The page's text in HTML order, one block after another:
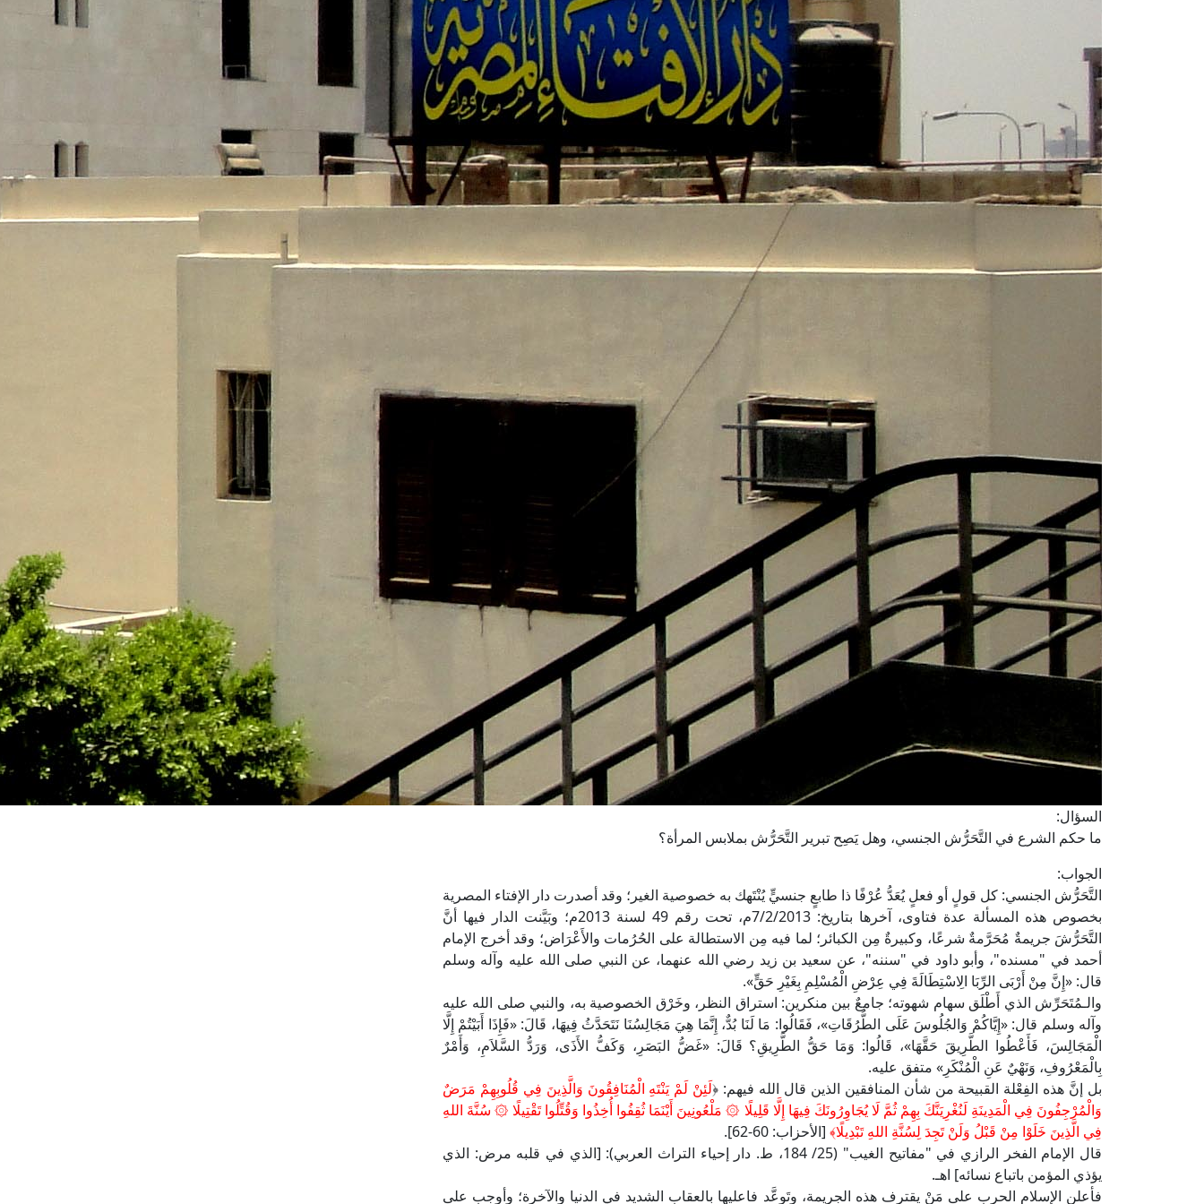
السؤال:
ما حكم الشرع في التَّحَرُّش الجنسي، وهل يَصِح تبرير التَّحَرُّش بملابس المرأة؟
الجواب:
التَّحَرُّش الجنسي: كل قولٍ أو فعلٍ يُعَدُّ عُرْفًا ذا طابعٍ جنسيٍّ يُنْتَهك به خصوصية الغير؛ وقد أصدرت دار الإفتاء المصرية
بخصوص هذه المسألة عدة فتاوى، آخرها بتاريخ: 7/2/2013م، تحت رقم 49 لسنة 2013م؛ وبَيَّنت الدار فيها أنَّ
التَّحَرُّشَ جريمةٌ مُحَرَّمةٌ شرعًا، وكبيرةٌ مِن الكبائر؛ لما فيه مِن الاستطالة على الحُرُمات والأَعْرَاض؛ وقد أخرج الإمام
أحمد في "مسنده"، وأبو داود في "سننه"، عن سعيد بن زيد رضي الله عنهما، عن النبي صلى الله عليه وآله وسلم
قال: «إِنَّ مِنْ أَرْبَى الرِّبَا الِاسْتِطَالَةَ فِي عِرْضِ الْمُسْلِمِ بِغَيْرِ حَقٍّ».
والـمُتَحَرِّش الذي أَطْلَق سهام شهوته؛ جامعٌ بين منكرين: استراق النظر، وخَرْق الخصوصية به، والنبي صلى الله عليه
وآله وسلم قال: «إِيَّاكُمْ وَالجُلُوسَ عَلَى الطُّرُقَاتِ»، فَقَالُوا: مَا لَنَا بُدٌّ، إِنَّمَا هِيَ مَجَالِسُنَا نَتَحَدَّثُ فِيهَا، قَالَ: «فَإِذَا أَبَيْتُمْ إِلَّا
الْمَجَالِسَ، فَأَعْطُوا الطَّرِيقَ حَقَّهَا»، قَالُوا: وَمَا حَقُّ الطَّرِيقِ؟ قَالَ: «غَضُّ البَصَرِ، وَكَفُّ الأَذَى، وَرَدُّ السَّلاَمِ، وَأَمْرٌ
بِالْمَعْرُوفِ، وَنَهْيٌ عَنِ الْمُنْكَرِ» متفق عليه.
بل إنَّ هذه الفِعْلة القبيحة من شأن المنافقين الذين قال الله فيهم: ﴿لَئِنْ لَمْ يَنْتَهِ الْمُنَافِقُونَ وَالَّذِينَ فِي قُلُوبِهِمْ مَرَضٌ
وَالْمُرْجِفُونَ فِي الْمَدِينَةِ لَنُغْرِيَنَّكَ بِهِمْ ثُمَّ لَا يُجَاوِرُونَكَ فِيهَا إِلَّا قَلِيلًا ۞ مَلْعُونِينَ أَيْنَمَا ثُقِفُوا أُخِذُوا وَقُتِّلُوا تَقْتِيلًا ۞ سُنَّةَ اللهِ
فِي الَّذِينَ خَلَوْا مِنْ قَبْلُ وَلَنْ تَجِدَ لِسُنَّةِ اللهِ تَبْدِيلًا﴾ [الأحزاب: 60-62].
قال الإمام الفخر الرازي في "مفاتيح الغيب" (25/ 184، ط. دار إحياء التراث العربي): [الذي في قلبه مرض: الذي
يؤذي المؤمن باتباع نسائه] اهـ.
فأعلن الإسلام الحرب على مَنْ يقترف هذه الجريمة، وتَوعَّد فاعليها بالعقاب الشديد في الدنيا والآخرة؛ وأوجب على